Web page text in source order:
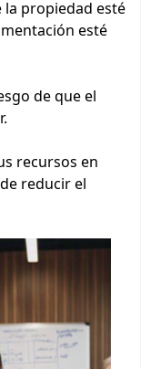
la propiedad esté
esté
de que el
recursos en
reducir el